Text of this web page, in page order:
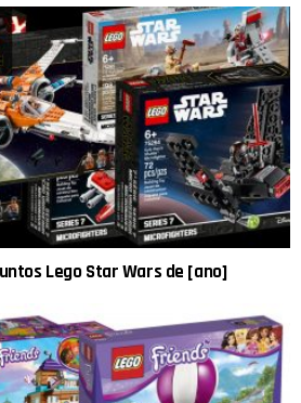
Lego Star Wars de [ano]